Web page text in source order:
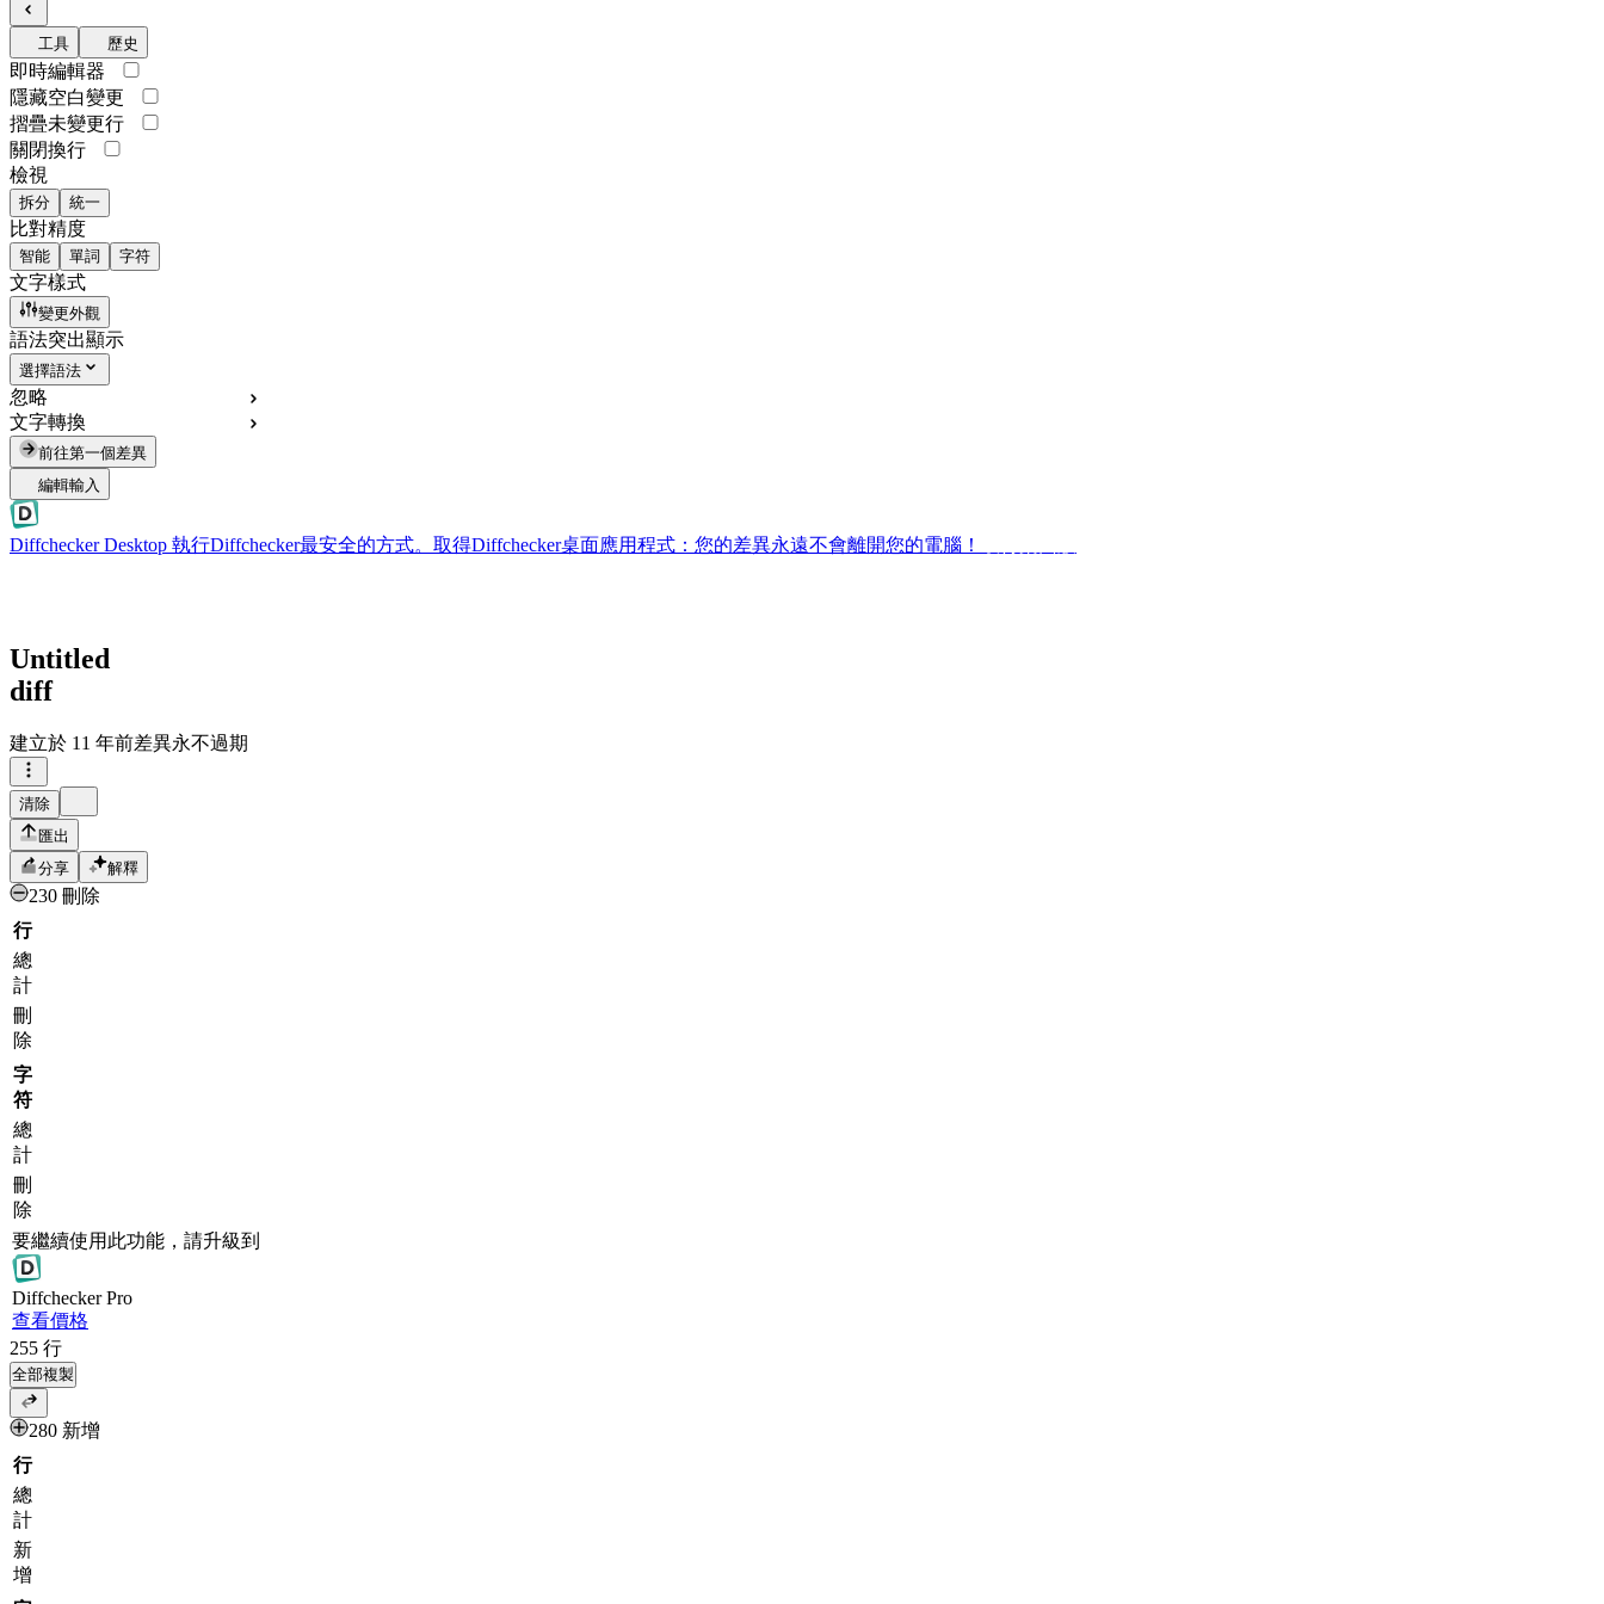
工具 歷史
即時編輯器
隱藏空白變更
摺疊未變更行
關閉換行
檢視
拆分 統一
比對精度
智能 單詞 字符
文字樣式
變更外觀
語法突出顯示
選擇語法
忽略
文字轉換
前往第一個差異
編輯輸入
Diffchecker Desktop 執行Diffchecker最安全的方式。取得Diffchecker桌面應用程式：您的差異永遠不會離開您的電腦！
Untitled
diff
建立於 11 年前差異永不過期
清除
匯出
分享
解釋
230 刪除
行
總
計
刪
除
字
符
總
計
刪
除
要繼續使用此功能，請升級到
DiffcheckerPro
查看價格
255 行
全部複製
280 新增
行
總
計
新
增